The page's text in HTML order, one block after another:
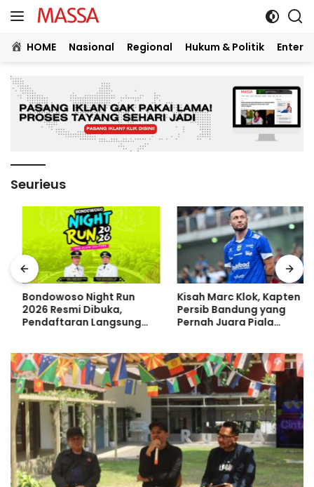
Langsung
ke
konten
HOME Nasional Regional Hukum & Politik
Seurieus
Bondowoso Night Run
2026 Resmi Dibuka,
Pendaftaran Langsung
Kisah Marc Klok, Kapten
Persib Bandung yang
Pernah Juara Piala